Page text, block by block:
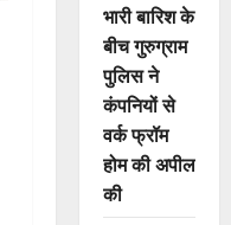
भारी बारिश के
बीच गुरुग्राम
पुलिस ने
कंपनियों से
वर्क फ्रॉम
होम की अपील
की